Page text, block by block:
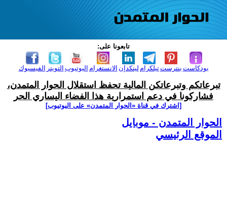
تابعونا على:
الفيسبوك التويتر اليوتيوب الانستغرام لينكدإن تيلكرامبنترست بودكاست
تبرعاتكم وتبرعاتكن المالية تحفظ استقلال الحوار المتمدن،
فشاركونا في دعم استمرارية هذا الفضاء اليساري الحر
[اشترك في قناة ‫«الحوار المتمدن» على اليوتيوب]
الحوار المتمدن - موبايل
الموقع الرئيسي